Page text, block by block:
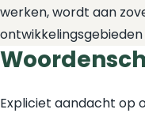
werken, wordt aan
Expliciet aandacht op